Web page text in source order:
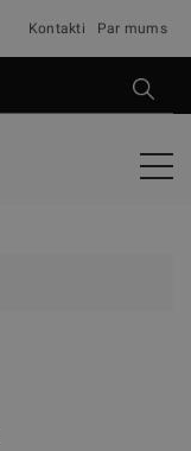
Kontakti Par mums